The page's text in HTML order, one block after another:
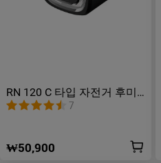
RN 120 C 타입 자전거 후미
등
7
₩50,900